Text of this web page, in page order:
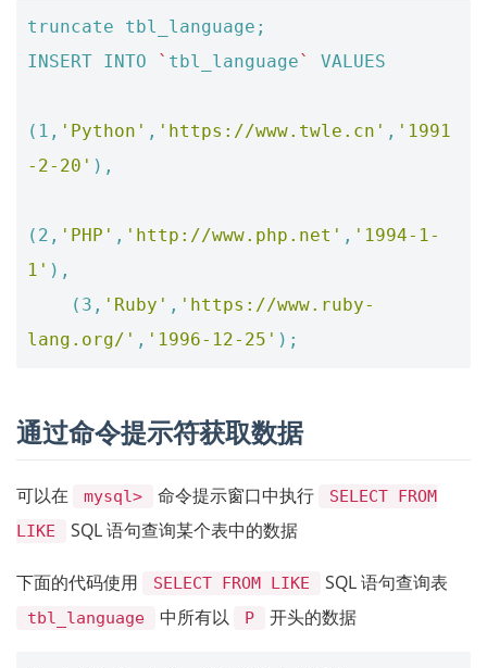
truncate tbl_language ;
INSERT INTO ` tbl_language` VALUES
( 1 , 'Python' , 'https://www.twle.cn' , '1991
-2-20' ),
( 2 , 'PHP' , 'http://www.php.net' , '1994-1-
1' ),
( 3 , 'Ruby' , 'https://www.ruby-
lang.org/' , '1996-12-25' );
通过命令提示符获取数据
可以在 mysql> 命令提示窗口中执行
SELECT FROM
LIKE
SQL 语句查询某个表中的数据
下面的代码使用 SELECT FROM LIKE SQL 语句查询表
tbl_language 中所有以 P 开头的数据